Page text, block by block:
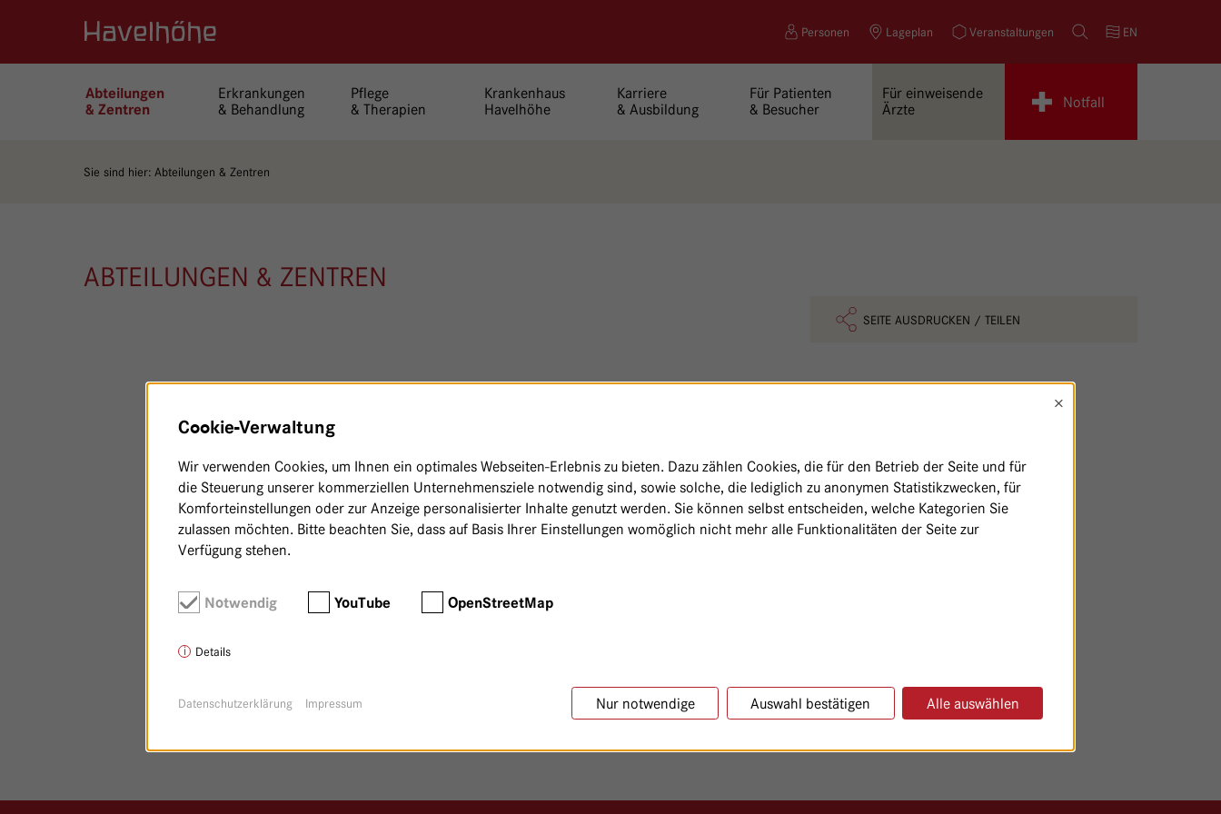
Logo Gemeinschaftskrankenhaus Havelhöhe Personen Lageplan Veranstaltungen SucheEN
Abteilungen
& Zentren
Erkrankungen
& Behandlung
Pflege
& Therapien
Krankenhaus
Havelhöhe
Karriere
& Ausbildung
Für Patienten
& Besucher
Für einweisende
Ärzte
Notfall
Sie sind hier: Abteilungen & Zentren
ABTEILUNGEN & ZENTREN
SEITE AUSDRUCKEN / TEILEN
Cookie-Verwaltung
×
Wir verwenden Cookies, um Ihnen ein optimales Webseiten-Erlebnis zu bieten. Dazu zählen Cookies, die für den Betrieb der Seite und für
die Steuerung unserer kommerziellen Unternehmensziele notwendig sind, sowie solche, die lediglich zu anonymen Statistikzwecken, für
Komforteinstellungen oder zur Anzeige personalisierter Inhalte genutzt werden. Sie können selbst entscheiden, welche Kategorien Sie
zulassen möchten. Bitte beachten Sie, dass auf Basis Ihrer Einstellungen womöglich nicht mehr alle Funktionalitäten der Seite zur
Verfügung stehen.
Notwendig YouTube OpenStreetMap
Details
Nur notwendige Auswahl bestätigen Alle auswählen
Datenschutzerklärung Impressum